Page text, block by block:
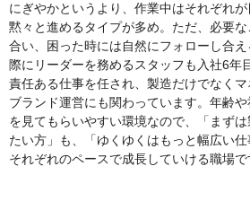
にぎやかというより、作業中はそれぞれ
黙々と進めるタイプが多め。ただ、必要
合い、困った時には自然にフォローし合
際にリーダーを務めるスタッフも入社6年
責任ある仕事を任され、製造だけでなくマ
ブランド運営にも関わっています。年齢
を見てもらいやすい環境なので、「まず
たい方」も、「ゆくゆくはもっと幅広い仕
それぞれのペースで成長していける職場で